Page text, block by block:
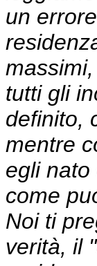
un
tutti gli
definito,
mentre
egli
come
Noi ti
verità, il